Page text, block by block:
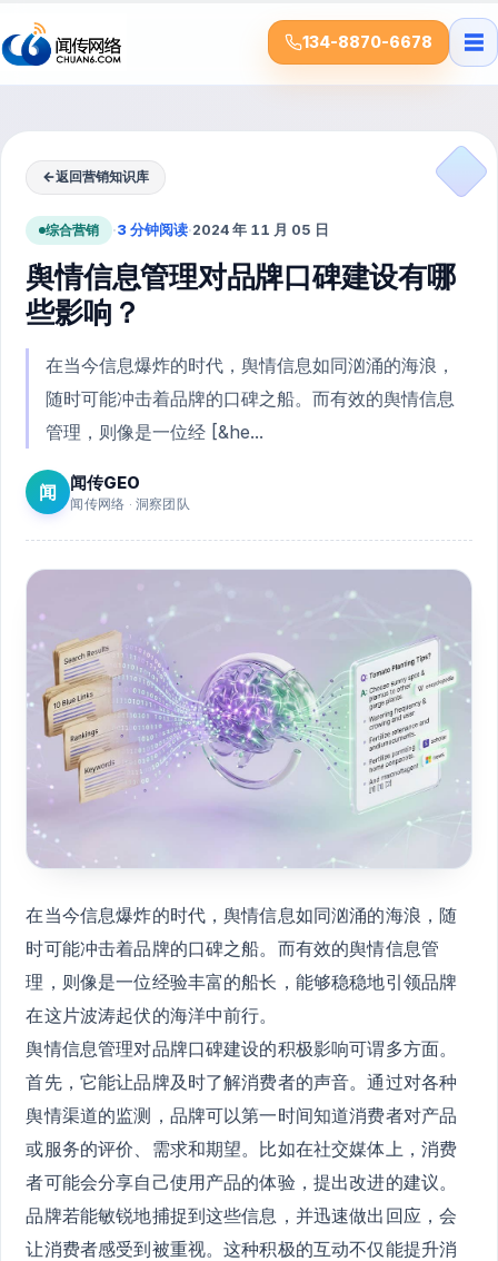
134-8870-6678 ☰
←返回营销知识库
综合营销 ·3 分钟阅读·2024 年 11 月 05 日
舆情信息管理对品牌口碑建设有哪
些影响？
在当今信息爆炸的时代，舆情信息如同汹涌的海浪，
随时可能冲击着品牌的口碑之船。而有效的舆情信息
管理，则像是一位经 [&he...
闻 闻传GEO
闻传网络 · 洞察团队
在当今信息爆炸的时代，舆情信息如同汹涌的海浪，随
时可能冲击着品牌的口碑之船。而有效的舆情信息管
理，则像是一位经验丰富的船长，能够稳稳地引领品牌
在这片波涛起伏的海洋中前行。
舆情信息管理对品牌口碑建设的积极影响可谓多方面。
首先，它能让品牌及时了解消费者的声音。通过对各种
舆情渠道的监测，品牌可以第一时间知道消费者对产品
或服务的评价、需求和期望。比如在社交媒体上，消费
者可能会分享自己使用产品的体验，提出改进的建议。
品牌若能敏锐地捕捉到这些信息，并迅速做出回应，会
让消费者感受到被重视。这种积极的互动不仅能提升消